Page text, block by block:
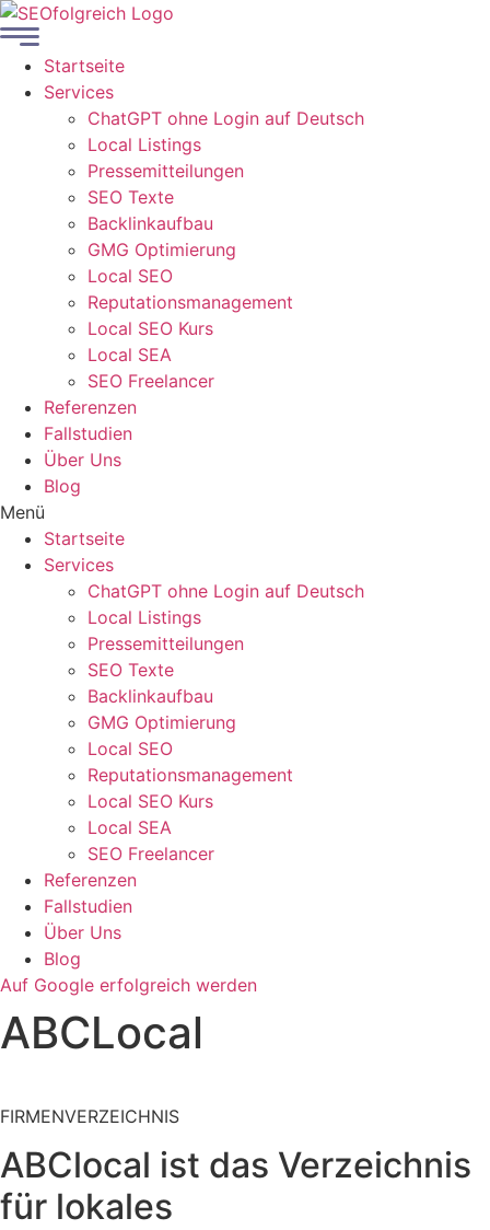
Startseite
Services
ChatGPT ohne Login auf Deutsch
Local Listings
Pressemitteilungen
SEO Texte
Backlinkaufbau
GMG Optimierung
Local SEO
Reputationsmanagement
Local SEO Kurs
Local SEA
SEO Freelancer
Referenzen
Fallstudien
Über Uns
Blog
Menü
Startseite
Services
ChatGPT ohne Login auf Deutsch
Local Listings
Pressemitteilungen
SEO Texte
Backlinkaufbau
GMG Optimierung
Local SEO
Reputationsmanagement
Local SEO Kurs
Local SEA
SEO Freelancer
Referenzen
Fallstudien
Über Uns
Blog
Auf Google erfolgreich werden
ABCLocal
FIRMENVERZEICHNIS
ABClocal ist das Verzeichnis
für lokales